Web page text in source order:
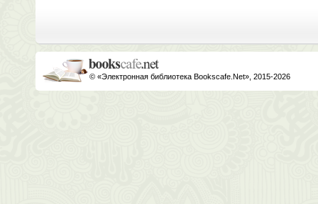
© «Электронная библиотека Bookscafe.Net», 2015-2026